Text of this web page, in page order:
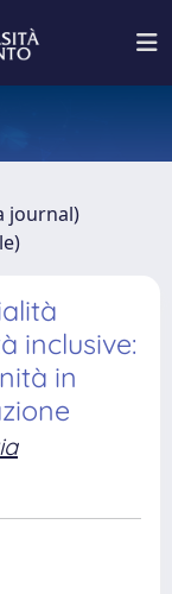
journal)
inclusive:
in